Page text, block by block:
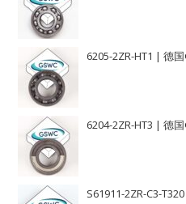
6205-2ZR-HT1 | 德
6204-2ZR-HT3 | 德
S61911-2ZR-C3-